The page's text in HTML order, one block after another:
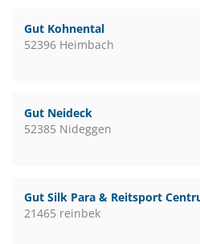
Gut Kohnental
52396 Heimbach
Gut Neideck
52385 Nideggen
Gut Silk Para & Reitsport
21465 reinbek